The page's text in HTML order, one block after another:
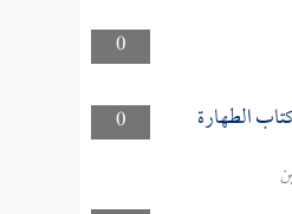
0
0
الطهارة